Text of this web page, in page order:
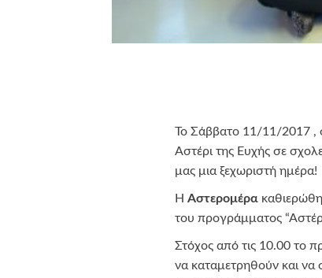
Το Σάββατο 11/11/2017 ,
Αστέρι της Ευχής σε
μας μια ξεχωριστή ημέρα!
Η Αστερομέρα
του προγράμματος
Στόχος από τις 10.00 το
να καταμετρηθούν και να